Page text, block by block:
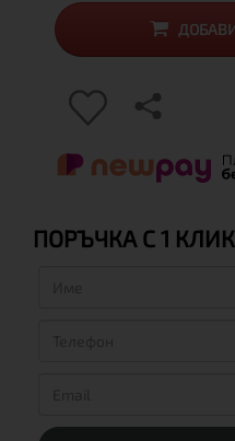
ПОРЪЧКА С 1 КЛИК